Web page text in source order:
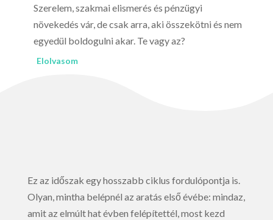
elismerés és pénzügyi
de csak arra, aki összekötni és nem
akar. Te vagy az?
szakmai siker és
csak akkor, ha mersz
Készen állsz?
Ez az időszak egy hosszabb ciklus fordulópontja is.
Olyan, mintha belépnél az aratás első évébe: mindaz,
amit az elmúlt hat évben felépítettél, most kezd